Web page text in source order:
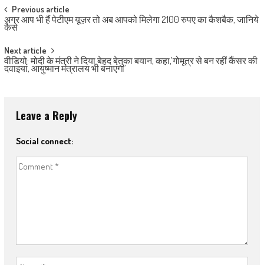
Post navigation
Previous article
अगर आप भी हैं पेटीएम यूज़र तो अब आपको मिलेगा 2100 रुपए का कैशबैक, जानिये
कैसे
Next article
वीडियो: मोदी के मंत्री ने दिया बेहद बेतुका बयान, कहा,’गोमूत्र से बन रहीं कैंसर की
दवाइयां, आयुष्मान मंत्रालय भी बनाएंगा’
Leave a Reply
Social connect: